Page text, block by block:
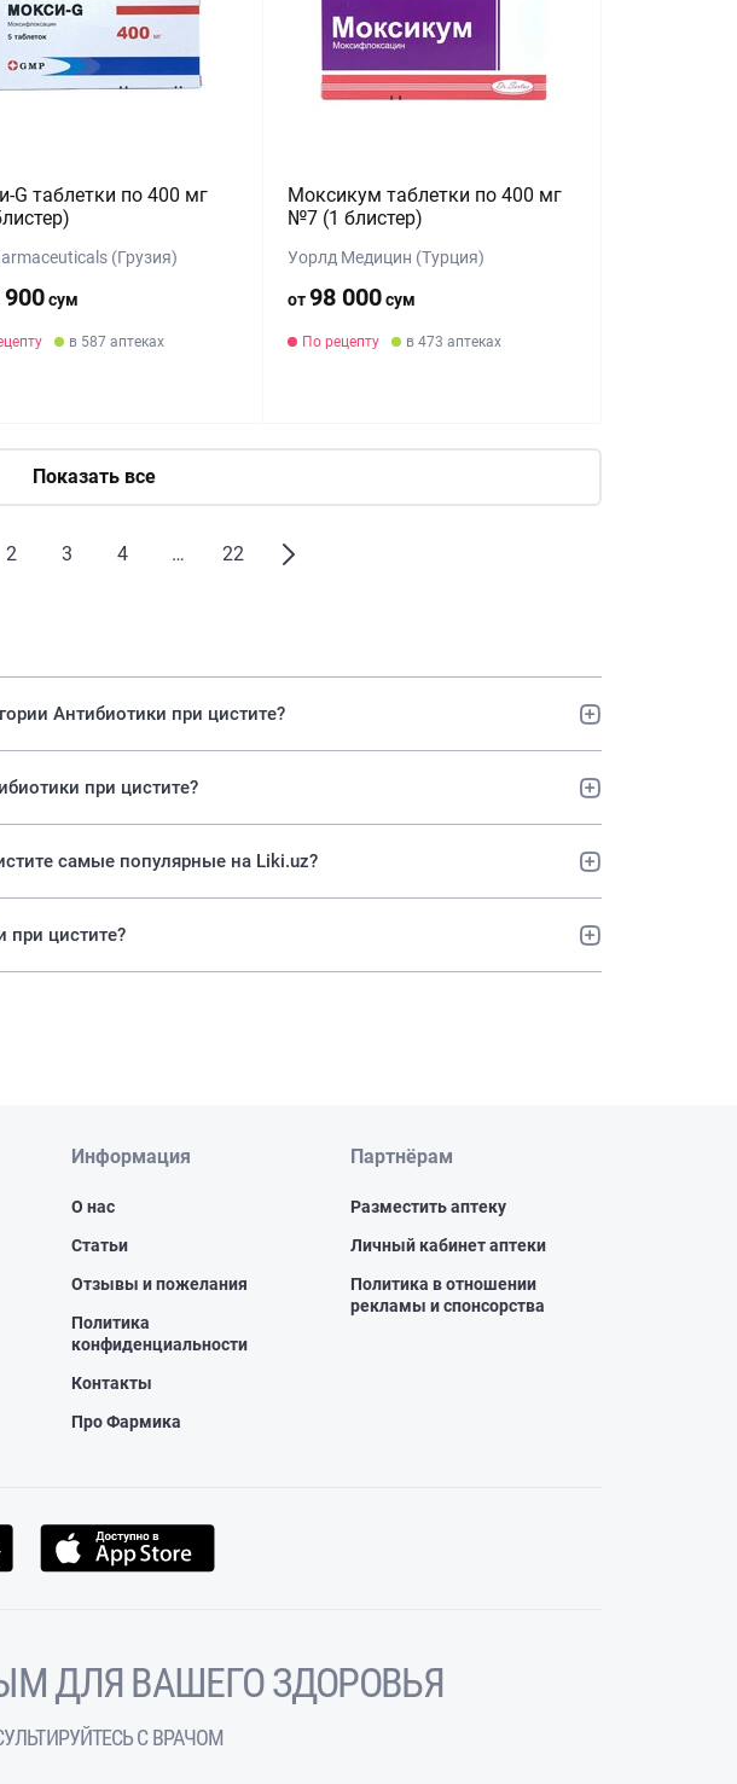
G таблетки по 400 мг
(Грузия)
сум
в 587 аптеках
Моксикум таблетки по 400 мг
№7 (1 блистер)
Уорлд Медицин (Турция)
от98 000сум
По рецепту в 473 аптеках
Показать все
2 3 4 … 22
Антибиотики при цистите?
при цистите?
при цистите самые популярные на Liki.uz?
при цистите?
Информация
О нас
Статьи
Отзывы и пожелания
Политика
конфиденциальности
Контакты
Про Фармика
Партнёрам
Разместить аптеку
Личный кабинет аптеки
Политика в отношении
рекламы и спонсорства
ДЛЯ ВАШЕГО ЗДОРОВЬЯ
С ВРАЧОМ